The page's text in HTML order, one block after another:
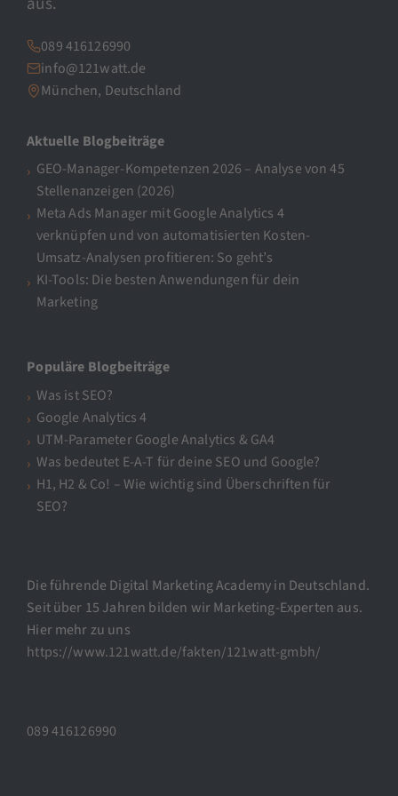
089 416126990
info@121watt.de
München, Deutschland
Aktuelle Blogbeiträge
GEO-Manager-Kompetenzen 2026 – Analyse von 45
Stellenanzeigen (2026)
Meta Ads Manager mit Google Analytics 4
verknüpfen und von automatisierten Kosten-
Umsatz-Analysen profitieren: So geht’s
KI-Tools: Die besten Anwendungen für dein
Marketing
Populäre Blogbeiträge
Was ist SEO?
Google Analytics 4
UTM-Parameter Google Analytics & GA4
Was bedeutet E-A-T für deine SEO und Google?
H1, H2 & Co! – Wie wichtig sind Überschriften für
SEO?
Die führende Digital Marketing Academy in Deutschland.
Seit über 15 Jahren bilden wir Marketing-Experten aus.
Hier mehr zu uns
https://www.121watt.de/fakten/121watt-gmbh/
089 416126990